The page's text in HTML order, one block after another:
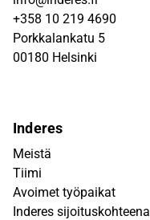
+358 10 219 4690
Porkkalankatu 5
00180 Helsinki
Inderes
Meistä
Tiimi
Avoimet työpaikat
Inderes sijoituskohteena